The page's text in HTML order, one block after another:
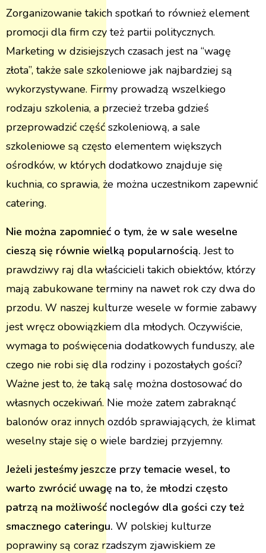
Zorganizowanie takich spotkań to również element
promocji dla firm czy też partii politycznych.
Marketing w dzisiejszych czasach jest na “wagę
złota”, także sale szkoleniowe jak najbardziej są
wykorzystywane. Firmy prowadzą wszelkiego
rodzaju szkolenia, a przecież trzeba gdzieś
przeprowadzić część szkoleniową, a sale
szkoleniowe są często elementem większych
ośrodków, w których dodatkowo znajduje się
kuchnia, co sprawia, że można uczestnikom zapewnić
catering.
Nie można zapomnieć o tym, że w sale weselne
cieszą się równie wielką popularnością. Jest to
prawdziwy raj dla właścicieli takich obiektów, którzy
mają zabukowane terminy na nawet rok czy dwa do
przodu. W naszej kulturze wesele w formie zabawy
jest wręcz obowiązkiem dla młodych. Oczywiście,
wymaga to poświęcenia dodatkowych funduszy, ale
czego nie robi się dla rodziny i pozostałych gości?
Ważne jest to, że taką salę można dostosować do
własnych oczekiwań. Nie może zatem zabraknąć
balonów oraz innych ozdób sprawiających, że klimat
weselny staje się o wiele bardziej przyjemny.
Jeżeli jesteśmy jeszcze przy temacie wesel, to
warto zwrócić uwagę na to, że młodzi często
patrzą na możliwość noclegów dla gości czy też
smacznego cateringu. W polskiej kulturze
poprawiny są coraz rzadszym zjawiskiem ze